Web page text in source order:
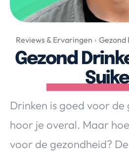
Over Valerie
Over
De Top 5
VALERIE'S
Food & Drinks Health & Beauty
Reviews & Ervaringen Gezond
Gezond
Drinken is goed voor
hoor je overal. Maar
voor de gezondheid?